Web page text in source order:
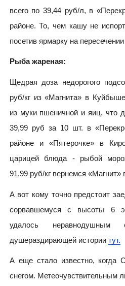
всего по 39,44 руб/л, в
районе. То, чем кашу не
посетив ярмарку на
Рыба жареная:
Щедрая доза недорогого
руб/кг из «Магнита» в
из муки пшеничной и яиц, что
39,99 руб за 10 шт. в
районе и «Пятерочке» в
царицей блюда - рыбой
91,99 руб/кг вернемся
А вот кому точно предстоит
сорвавшемуся с высоты 6
удалось неравнодушным
душераздирающей истории тут.
А еще стало известно, когда
снегом. Метеочувствительным